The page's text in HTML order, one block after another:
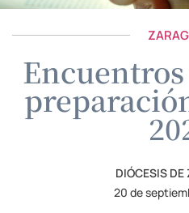
DIÓCESIS DE
20 de